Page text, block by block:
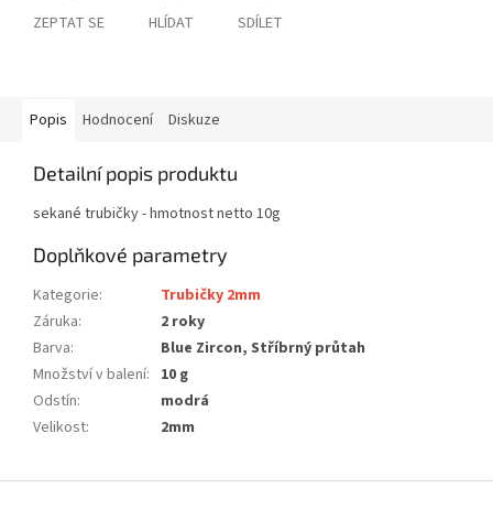
ZEPTAT SE HLÍDAT SDÍLET
Popis Hodnocení Diskuze
Detailní popis produktu
sekané trubičky - hmotnost netto 10g
Doplňkové parametry
Kategorie:
Trubičky 2mm
Záruka:
2 roky
Barva:
Blue Zircon, Stříbrný průtah
Množství v balení: 10 g
Odstín:
modrá
Velikost: 2mm